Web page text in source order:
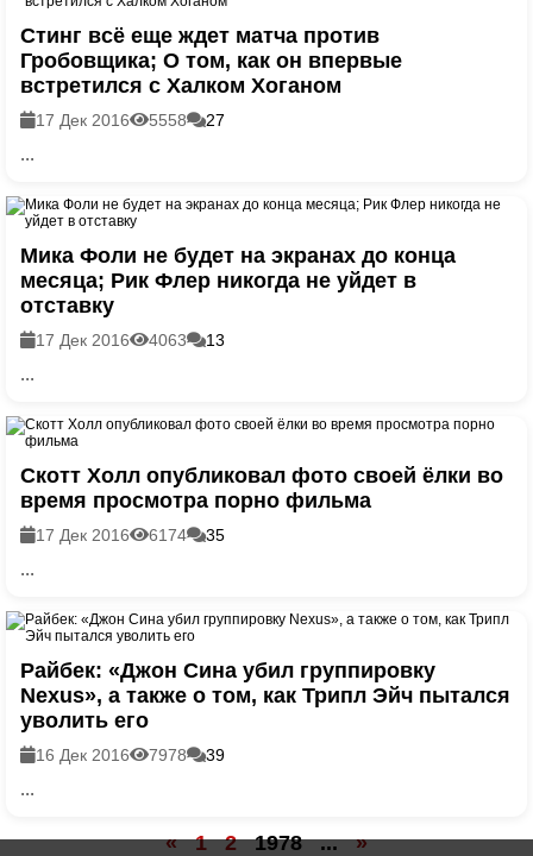
Стинг всё еще ждет матча против
Гробовщика; О том, как он впервые
встретился с Халком Хоганом
17 Дек 2016 5558 27
...
Мика Фоли не будет на экранах до конца
месяца; Рик Флер никогда не уйдет в
отставку
17 Дек 2016 4063 13
...
Скотт Холл опубликовал фото своей ёлки во
время просмотра порно фильма
17 Дек 2016 6174 35
...
Райбек: «Джон Сина убил группировку
Nexus», а также о том, как Трипл Эйч пытался
уволить его
16 Дек 2016 7978 39
...
« 1 2 1978 ... »